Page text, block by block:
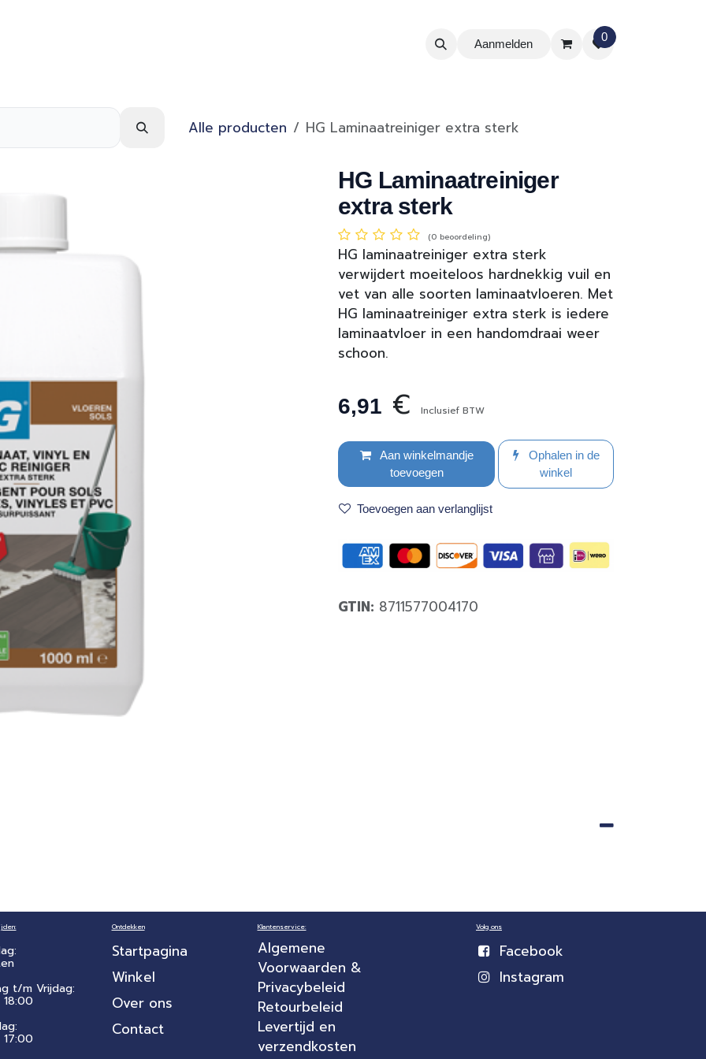
Aanmelden
0
Alle producten HG Laminaatreiniger extra sterk
HG Laminaatreiniger
extra sterk
(0 beoordeling)
HG laminaatreiniger extra sterk
verwijdert moeiteloos hardnekkig vuil en
vet van alle soorten laminaatvloeren. Met
HG laminaatreiniger extra sterk is iedere
laminaatvloer in een handomdraai weer
schoon.
6,91 € Inclusief BTW
Aan winkelmandje
toevoegen
Ophalen in de
winkel
Toevoegen aan verlanglijst
GTIN: 8711577004170
t/m Vrijdag:
Ontdekken
Startpagina
Winkel
Over ons
Contact
Klantenservice:
Algemene
Voorwaarden &
Privacybeleid
Retourbeleid
Levertijd en
verzendkosten
Volg ons
Facebook
Instagram